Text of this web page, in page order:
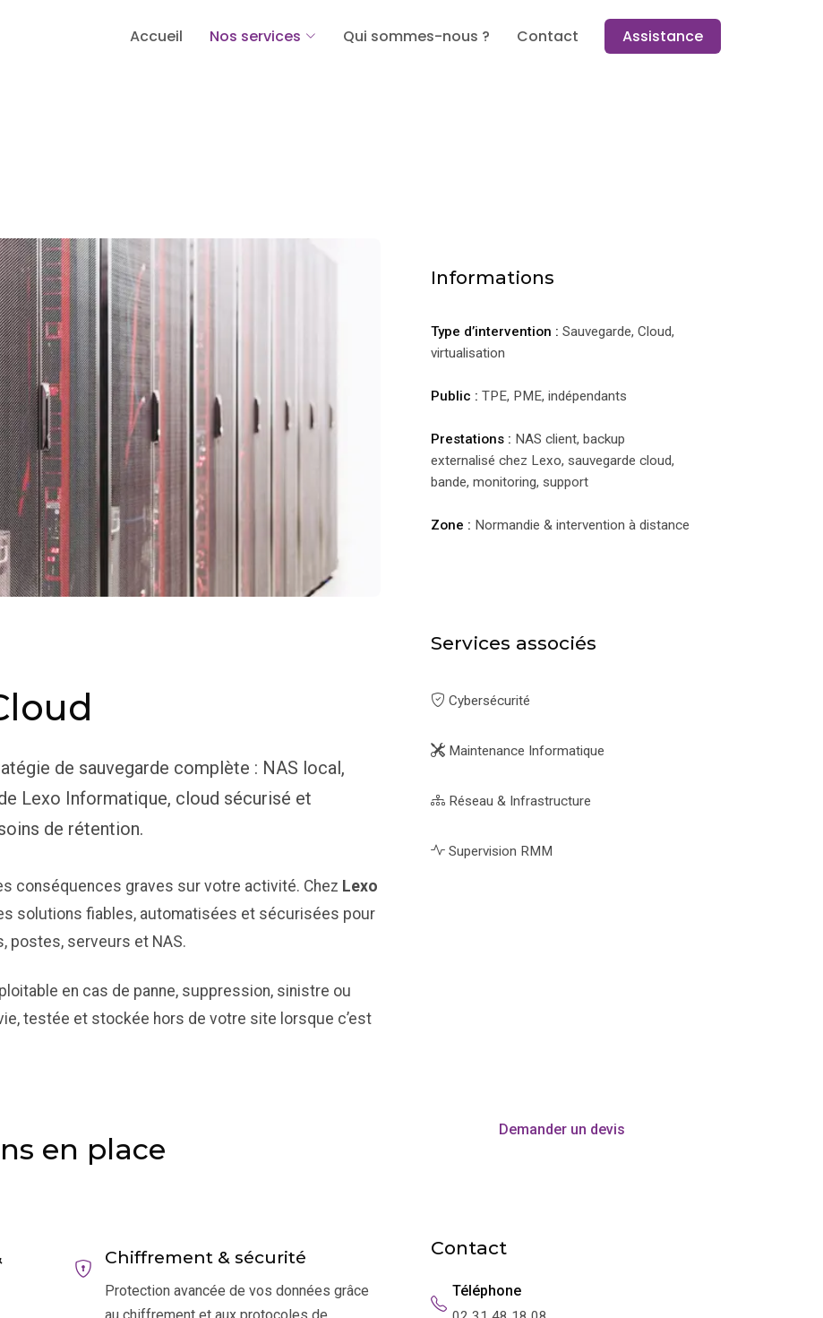
Accueil Nos services Qui sommes-nous ? Contact Assistance
de sauvegarde complète : NAS local,
Lexo Informatique, cloud sécurisé et
de rétention.
conséquences graves sur votre activité. Chez Lexo
solutions fiables, automatisées et sécurisées pour
postes, serveurs et NAS.
en cas de panne, suppression, sinistre ou
testée et stockée hors de votre site lorsque c’est
en place
Chiffrement & sécurité
Protection avancée de vos données grâce
Informations
Type d’intervention : Sauvegarde, Cloud,
virtualisation
Public : TPE, PME, indépendants
Prestations : NAS client, backup
externalisé chez Lexo, sauvegarde cloud,
bande, monitoring, support
Zone : Normandie & intervention à distance
Services associés
Cybersécurité
Maintenance Informatique
Réseau & Infrastructure
Supervision RMM
Demander un devis
Contact
Téléphone